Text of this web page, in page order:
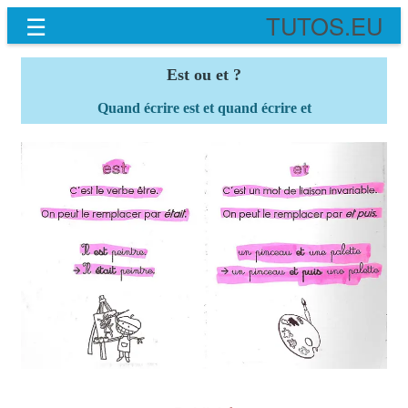
☰ TUTOS.EU
Est ou et ?
Quand écrire est et quand écrire et